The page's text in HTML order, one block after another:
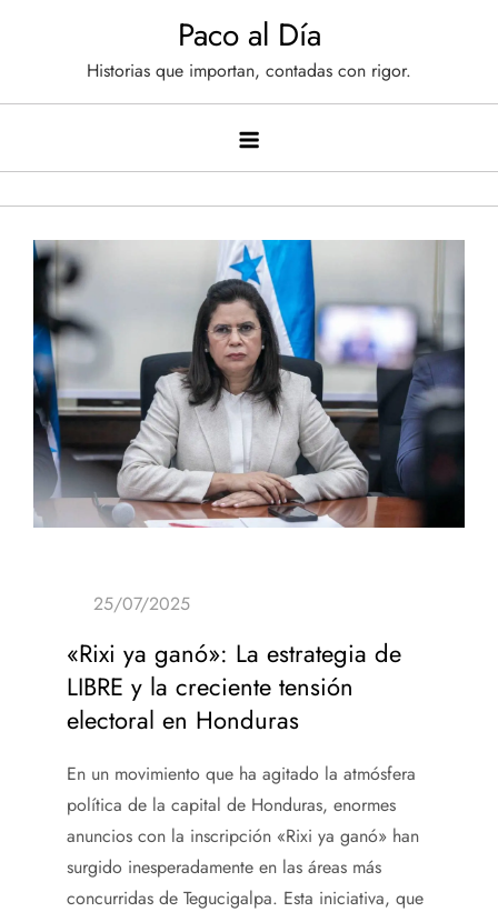
Paco al Día
Historias que importan, contadas con rigor.
«Rixi ya ganó»: La estrategia de
LIBRE y la creciente tensión
electoral en Honduras
En un movimiento que ha agitado la atmósfera
política de la capital de Honduras, enormes
anuncios con la inscripción «Rixi ya ganó» han
surgido inesperadamente en las áreas más
concurridas de Tegucigalpa. Esta iniciativa, que